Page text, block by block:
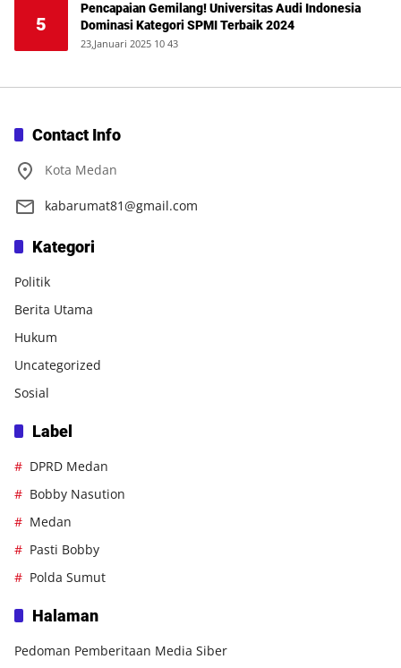
5
Pencapaian Gemilang! Universitas Audi Indonesia
Dominasi Kategori SPMI Terbaik 2024
23,Januari 2025 10 43
Contact Info
Kota Medan
kabarumat81@gmail.com
Kategori
Politik
Berita Utama
Hukum
Uncategorized
Sosial
Label
DPRD Medan
Bobby Nasution
Medan
Pasti Bobby
Polda Sumut
Halaman
Pedoman Pemberitaan Media Siber